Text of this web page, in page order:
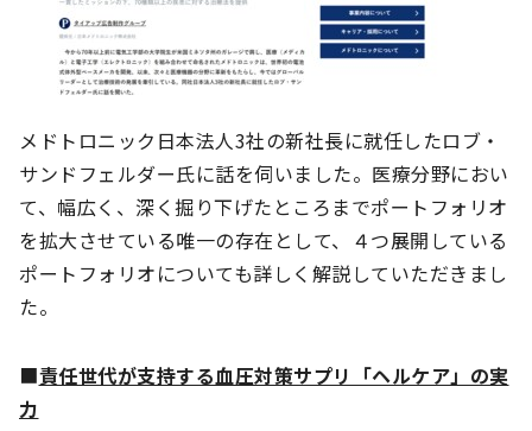
メドトロニック日本法人3社の新社長に就任したロブ・
サンドフェルダー氏に話を伺いました。医療分野におい
て、幅広く、深く掘り下げたところまでポートフォリオ
を拡大させている唯一の存在として、４つ展開している
ポートフォリオについても詳しく解説していただきまし
た。
■責任世代が支持する血圧対策サプリ「ヘルケア」の実
力